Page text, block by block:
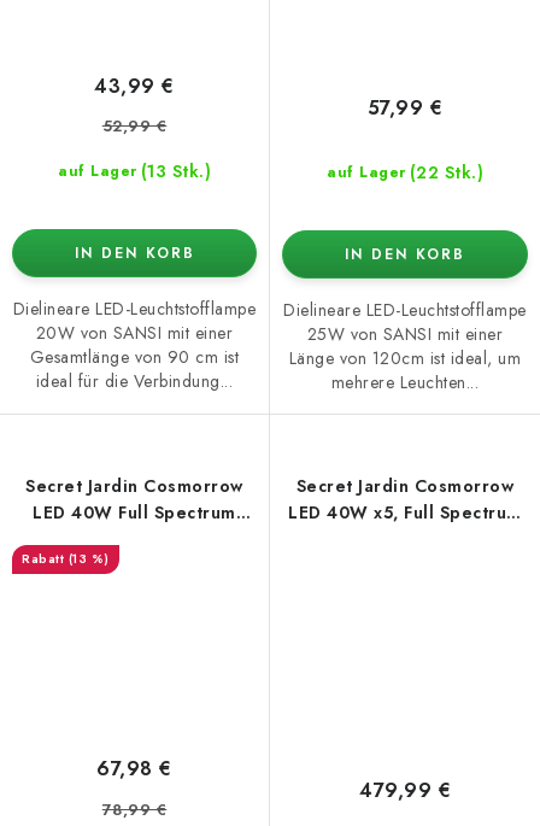
auf Lager (13 Stk.)
43,99 €
52,99 €
IN DEN KORB
Dielineare LED-Leuchtstofflampe
20W von SANSI mit einer
Gesamtlänge von 90 cm ist
ideal für die Verbindung...
auf Lager (22 Stk.)
57,99 €
IN DEN KORB
Dielineare LED-Leuchtstofflampe
25W von SANSI mit einer
Länge von 120cm ist ideal, um
mehrere Leuchten...
Secret Jardin Cosmorrow
LED 40W Full Spectrum
(13 %)
67,98 €
78,99 €
Secret Jardin Cosmorrow
LED 40W x5, Full Spectrum
479,99 €